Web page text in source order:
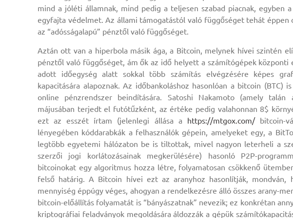
mind a jóléti államnak, mind pedig a teljesen szabad piacnak, egyben
egyfajta védelmet. Az állami támogatástól való függőséget tehát
az “adósságalapú” pénztől való függőséget.
Aztán ott van a hiperbola másik ága, a Bitcoin, melynek hívei szintén
pénztől való függőséget, ám ők az idő helyett a számítógépek központi
adott időegység alatt sokkal több számítás elvégzésére képes
kapacitására alapoznak. Az időbankoláshoz hasonlóan a bitcoin
online pénzrendszer beindítására. Satoshi Nakamoto (amely talán
májusában terjedt el futótűzként, az értéke pedig valahonnan 8$
ezt az esszét írtam (jelenlegi állása a https://mtgox.com/bitcoin-
lényegében kóddarabkák a felhasználók gépein, amelyeket egy, a
legtöbb egyetemi hálózaton be is tiltottak, mivel nagyon leterheli a
szerzői jogi korlátozásainak megkerülésére) hasonló P2P-
bitcoinokat egy algoritmus hozza létre, folyamatosan csökkenő
felső határig. A Bitcoin hívei ezt az aranyhoz hasonlítják, mondván,
mennyiség éppúgy véges, ahogyan a rendelkezésre álló összes arany-
bitcoin-előállítás folyamatát is “bányászatnak” nevezik; ez konkrétan
kriptográfiai feladványok megoldására áldozzák a gépük